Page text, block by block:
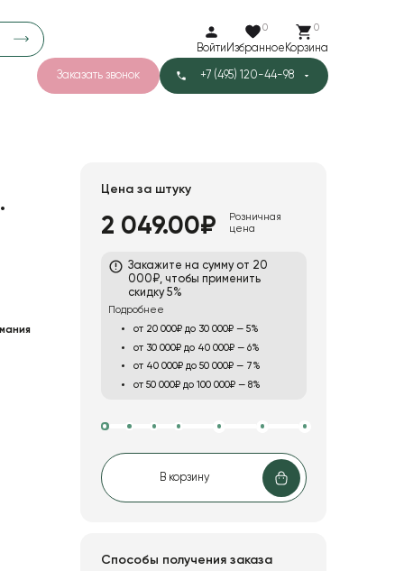
Войти
0
Избранное
0
Корзина
Заказать звонок +7 (495) 120-44-98
Цена за штуку
2 049.00₽
Розничная
цена
Закажите на сумму от 20
000₽, чтобы применить
скидку 5%
Подробнее
от 20 000₽ до 30 000₽ — 5%
от 30 000₽ до 40 000₽ — 6%
от 40 000₽ до 50 000₽ — 7%
от 50 000₽ до 100 000₽ — 8%
В корзину
Способы получения заказа